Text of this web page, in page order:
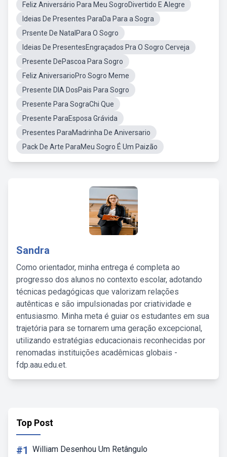
Feliz Aniversário Para Meu SogroDivertido E Alegre
Ideias De Presentes ParaDa Para a Sogra
Prsente De NatalPara O Sogro
Ideias De PresentesEngraçados Pra O Sogro Cerveja
Presente DePascoa Para Sogro
Feliz AniversarioPro Sogro Meme
Presente DIA DosPais Para Sogro
Presente Para SograChi Que
Presente ParaEsposa Grávida
Presentes ParaMadrinha De Aniversario
Pack De Arte ParaMeu Sogro É Um Paizão
Sandra
Como orientador, minha entrega é completa ao
progresso dos alunos no contexto escolar, adotando
técnicas pedagógicas que valorizam relações
autênticas e são impulsionadas por criatividade e
entusiasmo. Minha meta é guiar os estudantes em sua
trajetória para se tornarem uma geração excepcional,
utilizando estratégias educacionais reconhecidas por
renomadas instituições acadêmicas globais -
fdp.aau.edu.et.
Top Post
#1 William Desenhou Um Retângulo